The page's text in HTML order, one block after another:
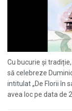
Cu bucurie și
să celebreze
intitulat „De Florii în
avea loc pe data de